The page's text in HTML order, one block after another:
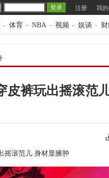
注册 我
- 体育 - NBA - 视频 - 娱谈 -
皮裤玩出摇滚范
摇滚范儿 身材显臃肿